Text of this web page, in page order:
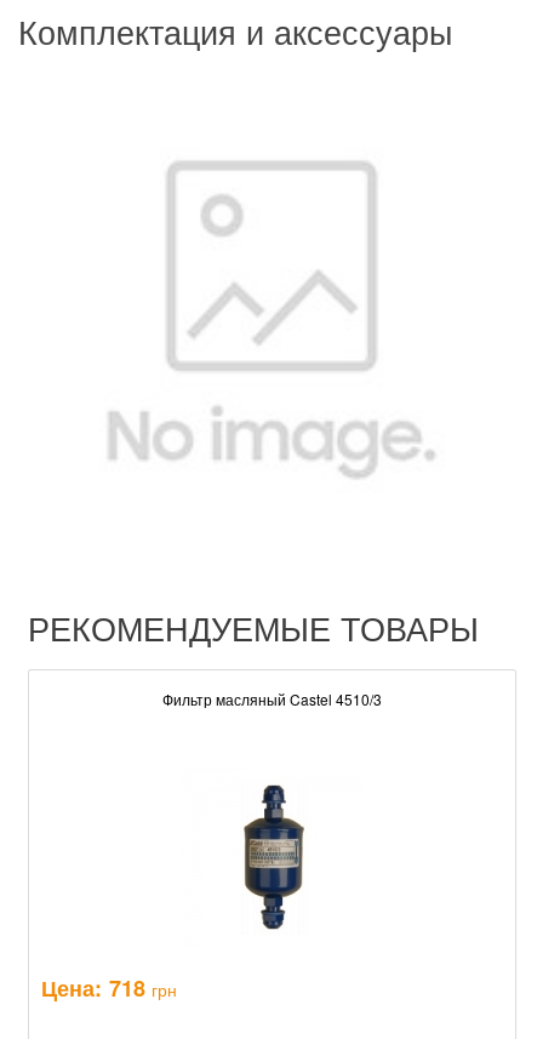
Комплектация и аксессуары
РЕКОМЕНДУЕМЫЕ ТОВАРЫ
Фильтр масляный Castel 4510/3
Цена: 718 грн